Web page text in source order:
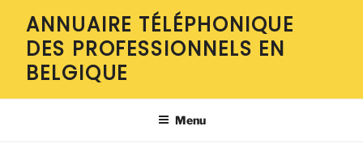
contenu
principal
ANNUAIRE TÉLÉPHONIQUE
DES PROFESSIONNELS EN
BELGIQUE
Menu